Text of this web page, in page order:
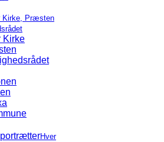
Kirke, Præsten
Kirke
Hver